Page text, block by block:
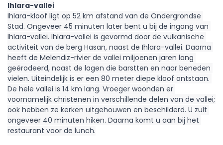
Ihlara-vallei
Ihlara-kloof ligt op 52 km afstand van de Ondergrondse
Stad. Ongeveer 45 minuten later bent u bij de ingang van
Ihlara-vallei. Ihlara-vallei is gevormd door de vulkanische
activiteit van de berg Hasan, naast de Ihlara-vallei. Daarna
heeft de Melendiz-rivier de vallei miljoenen jaren lang
geërodeerd, naast de lagen die barstten en naar beneden
vielen. Uiteindelijk is er een 80 meter diepe kloof ontstaan.
De hele vallei is 14 km lang. Vroeger woonden er
voornamelijk christenen in verschillende delen van de vallei;
ook hebben ze kerken uitgehouwen en beschilderd. U zult
ongeveer 40 minuten hiken. Daarna komt u aan bij het
restaurant voor de lunch.